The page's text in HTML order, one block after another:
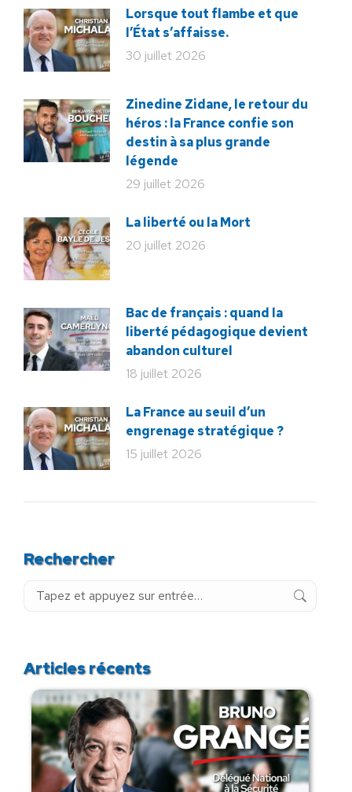
Lorsque tout flambe et que
l’État s’affaisse.
30 juillet 2026
Zinedine Zidane, le retour du
héros : la France confie son
destin à sa plus grande
légende
29 juillet 2026
La liberté ou la Mort
20 juillet 2026
Bac de français : quand la
liberté pédagogique devient
abandon culturel
18 juillet 2026
La France au seuil d’un
engrenage stratégique ?
15 juillet 2026
Rechercher
Recherche
Articles récents